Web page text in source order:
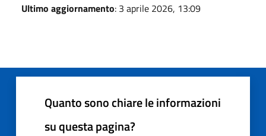
Ultimo aggiornamento: 3 aprile 2026, 13:09
Quanto sono chiare le informazioni
su questa pagina?